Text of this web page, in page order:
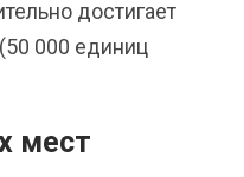
достигает
000 единиц
мест